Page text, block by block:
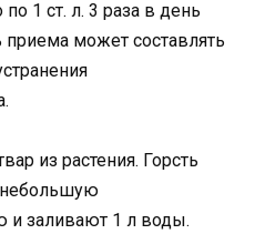
1 ст. л. 3 раза в день
может составлять
из растения. Горсть
небольшую
и заливают 1 л воды.